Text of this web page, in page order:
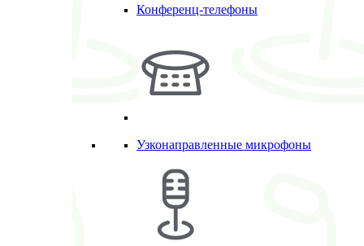
Конференц-телефоны
Узконаправленные микрофоны